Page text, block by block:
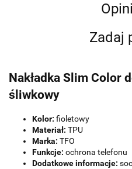
Zadaj
Nakładka Slim Color
śliwkowy
Kolor: fioletowy
Materiał: TPU
Marka: TFO
Funkcje: ochrona telefonu
Dodatkowe informacje: